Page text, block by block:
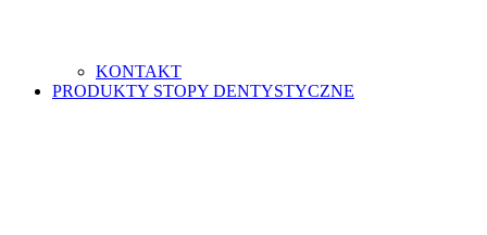
KONTAKT
PRODUKTY STOPY DENTYSTYCZNE